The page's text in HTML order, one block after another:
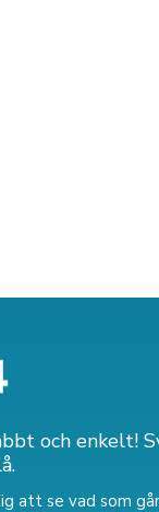
och enkelt!
att se vad som